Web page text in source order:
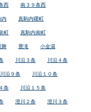
西 南３９条西
内 真駒内曙町
町 真駒内南町
舞 豊滝 小金湯
川沿３条 川沿４条
川沿９条 川沿１０条
条 川沿１５条
澄川２条 澄川３条